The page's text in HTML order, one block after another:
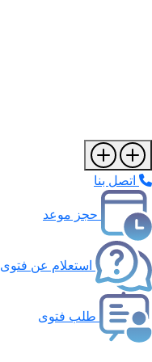
اتصل بنا
حجز موعد
استعلام عن فتوى
طلب فتوى